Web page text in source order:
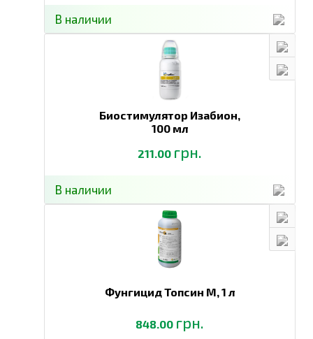
В наличии
Биостимулятор Изабион,
100 мл
211.00 грн.
В наличии
Фунгицид Топсин М,1 л
848.00 грн.